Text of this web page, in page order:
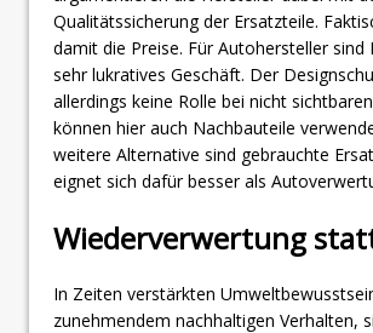
Qualitätssicherung der Ersatzteile.
damit die Preise. Für Autohersteller sind
sehr lukratives Geschäft. Der
allerdings keine Rolle bei nicht
können hier auch Nachbauteile
weitere Alternative sind gebrauchte
eignet sich dafür besser als
Wiederverwertung
In Zeiten verstärkten
zunehmendem nachhaltigen Verhalten,